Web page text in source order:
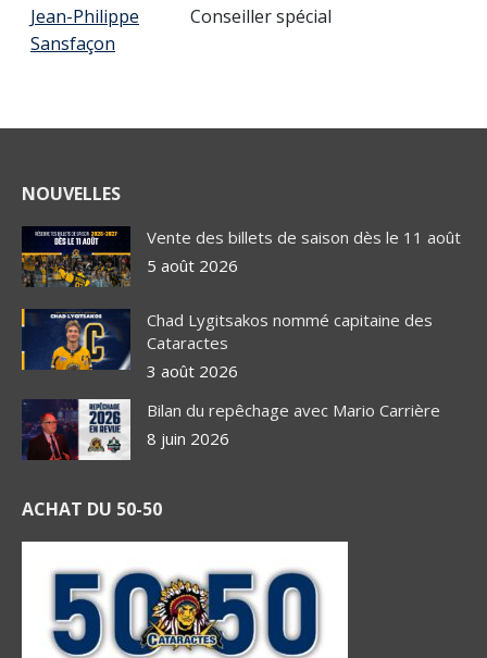
Jean-Philippe
Sansfaçon
Conseiller spécial
NOUVELLES
Vente des billets de saison dès le 11 août
5 août 2026
Chad Lygitsakos nommé capitaine des
Cataractes
3 août 2026
Bilan du repêchage avec Mario Carrière
8 juin 2026
ACHAT DU 50-50